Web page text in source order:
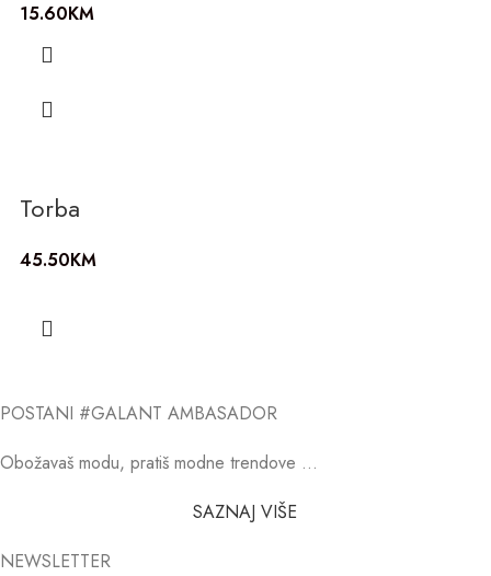
15.60KM
Torba
45.50KM
POSTANI #GALANT AMBASADOR
Obožavaš modu, pratiš modne trendove …
SAZNAJ VIŠE
NEWSLETTER